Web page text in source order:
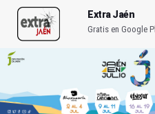
Extra Jaén
Gratis en Google